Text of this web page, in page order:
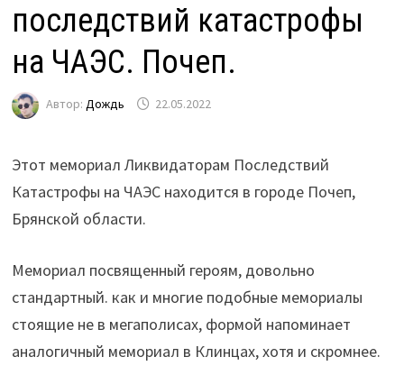
последствий катастрофы
на ЧАЭС. Почеп.
Автор: Дождь 22.05.2022
Этот мемориал Ликвидаторам Последствий
Катастрофы на ЧАЭС находится в городе Почеп,
Брянской области.
Мемориал посвященный героям, довольно
стандартный. как и многие подобные мемориалы
стоящие не в мегаполисах, формой напоминает
аналогичный мемориал в Клинцах, хотя и скромнее.